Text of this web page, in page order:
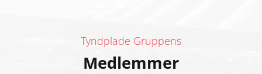
Tyndplade Gruppens
Medlemmer